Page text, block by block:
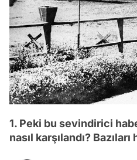
1. Peki bu sevindirici
nasıl karşılandı?